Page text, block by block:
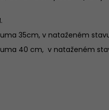
35cm, v nataženém
40 cm, v nataženém